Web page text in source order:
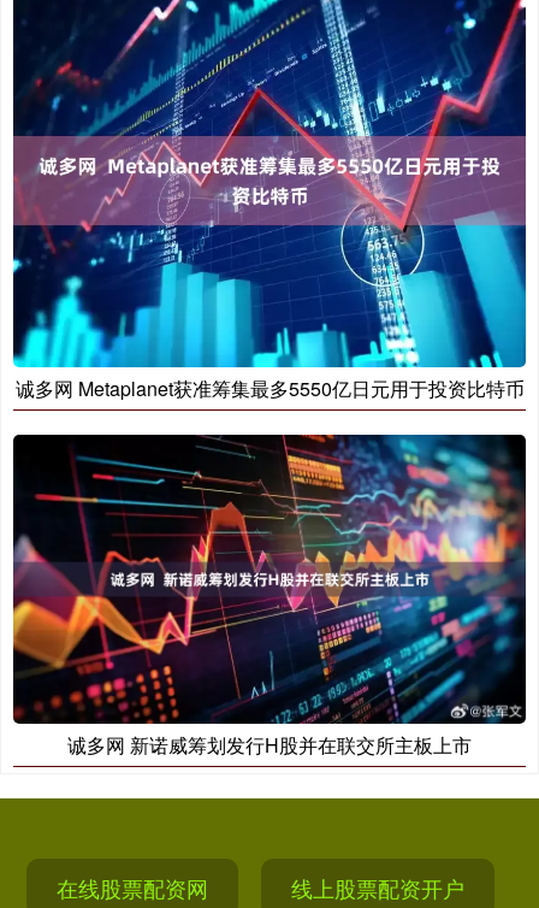
诚多网 Metaplanet获准筹集最多5550亿日元用于投资比特币
诚多网 新诺威筹划发行H股并在联交所主板上市
在线股票配资网 线上股票配资开户